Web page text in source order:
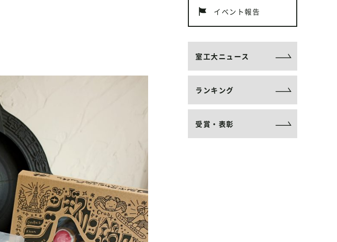
イベント報告
室工大ニュース
ランキング
受賞・表彰